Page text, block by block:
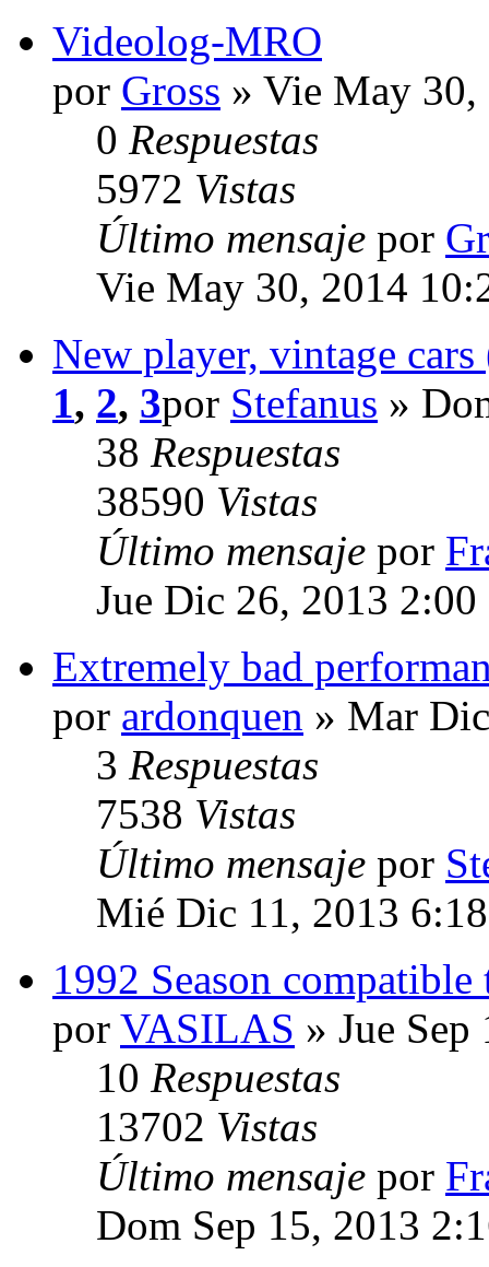
Videolog-MRO
por Gross » Vie May 30,
0 Respuestas
5972 Vistas
Último mensaje por
Vie May 30, 2014
New player, vintage cars
1, 2, 3por Stefanus »
38 Respuestas
38590 Vistas
Último mensaje por
Jue Dic 26, 2013 2:00
Extremely bad
por ardonquen » Mar
3 Respuestas
7538 Vistas
Último mensaje por
Mié Dic 11, 2013
1992 Season compatible
por VASILAS » Jue
10 Respuestas
13702 Vistas
Último mensaje por
Dom Sep 15, 2013